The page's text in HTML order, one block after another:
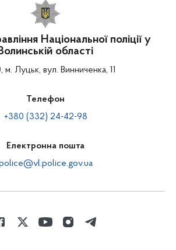
Національної поліції у
області
Луцьк, вул. Винниченка, 11
Телефон
+380 (332) 24-42-98
Електронна пошта